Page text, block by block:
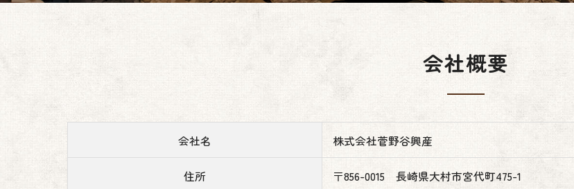
会社概要
会社名 株式会社菅野谷興産
住所 〒856-0015 長崎県大村市宮代町475-1